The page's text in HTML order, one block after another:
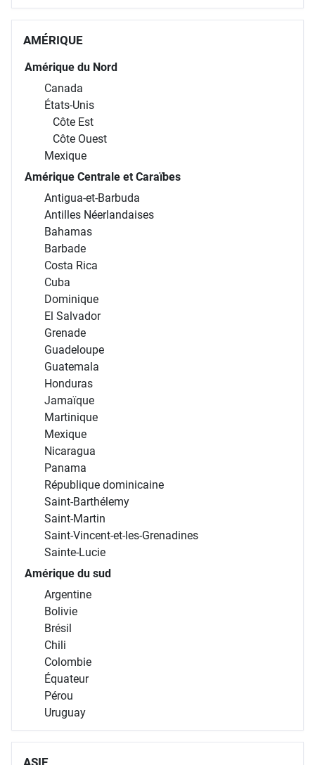
AMÉRIQUE
Amérique du Nord
Canada
États-Unis
Côte Est
Côte Ouest
Mexique
Amérique Centrale et Caraïbes
Antigua-et-Barbuda
Antilles Néerlandaises
Bahamas
Barbade
Costa Rica
Cuba
Dominique
El Salvador
Grenade
Guadeloupe
Guatemala
Honduras
Jamaïque
Martinique
Mexique
Nicaragua
Panama
République dominicaine
Saint-Barthélemy
Saint-Martin
Saint-Vincent-et-les-Grenadines
Sainte-Lucie
Amérique du sud
Argentine
Bolivie
Brésil
Chili
Colombie
Équateur
Pérou
Uruguay
ASIE